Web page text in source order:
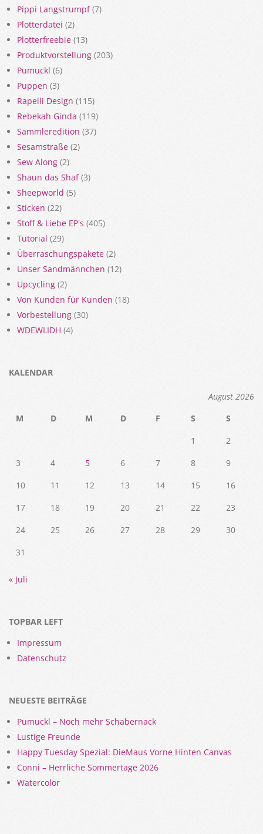
Pippi Langstrumpf(7)
Plotterdatei (2)
Plotterfreebie (13)
Produktvorstellung (203)
Pumuckl (6)
Puppen (3)
Rapelli Design (115)
Rebekah Ginda (119)
Sammleredition (37)
Sesamstraße (2)
Sew Along (2)
Shaun das Shaf(3)
Sheepworld (5)
Sticken (22)
Stoff & Liebe EP's (405)
Tutorial (29)
Überraschungspakete (2)
Unser Sandmännchen (12)
Upcycling (2)
Von Kunden für Kunden (18)
Vorbestellung (30)
WDEWLIDH (4)
KALENDAR
August 2026
M
D M D F S
S
1
2
3
4 5 6 7 8
9
10
11 12 13 14 15
16
17
18 19 20 21 22
23
24
25 26 27 28 29
30
31
« Juli
TOPBAR LEFT
Impressum
Datenschutz
NEUESTE BEITRÄGE
Pumuckl – Noch mehr Schabernack
Lustige Freunde
Happy Tuesday Spezial: DieMaus Vorne Hinten Canvas
Conni – Herrliche Sommertage 2026
Watercolor